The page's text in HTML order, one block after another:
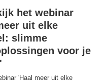
het webinar
uit elke
slimme
voor je
'Haal meer uit elke